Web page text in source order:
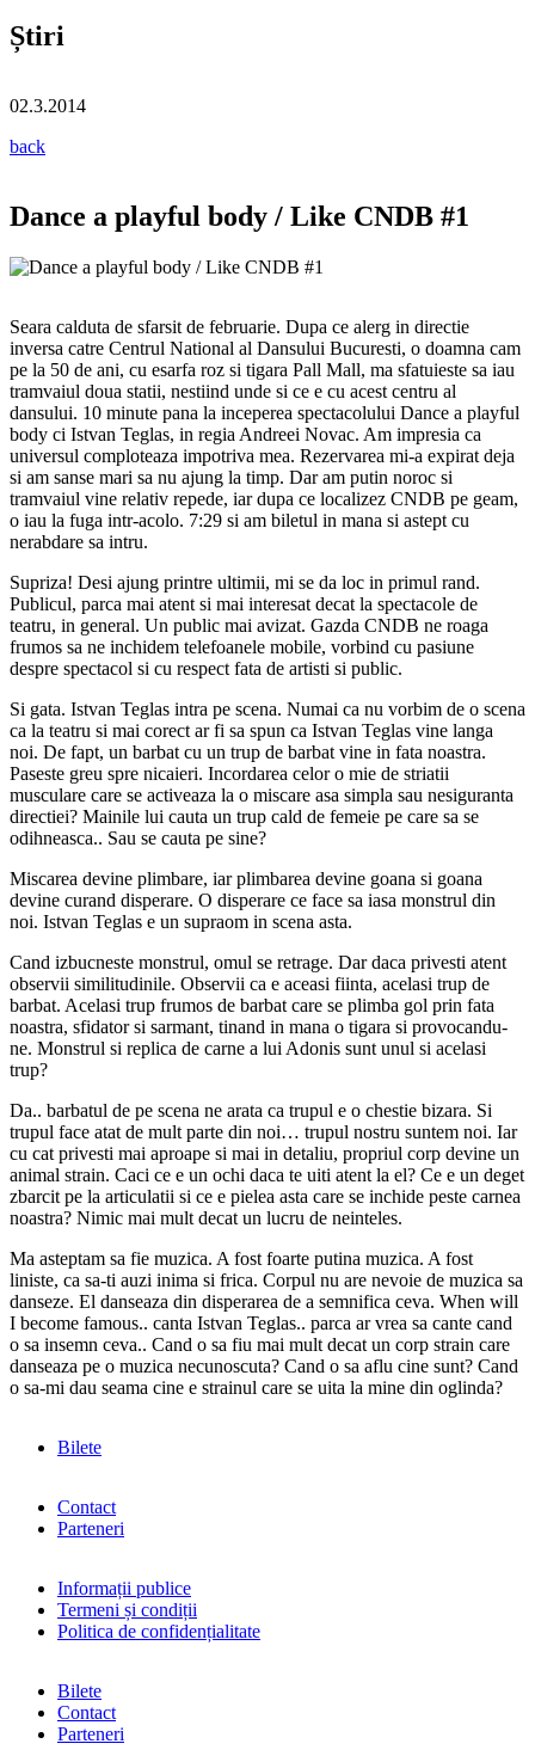
Știri
02.3.2014
back
Dance a playful body / Like CNDB #1
Seara calduta de sfarsit de februarie. Dupa ce alerg in directie
inversa catre Centrul National al Dansului Bucuresti, o doamna cam
pe la 50 de ani, cu esarfa roz si tigara Pall Mall, ma sfatuieste sa iau
tramvaiul doua statii, nestiind unde si ce e cu acest centru al
dansului. 10 minute pana la inceperea spectacolului Dance a playful
body ci Istvan Teglas, in regia Andreei Novac. Am impresia ca
universul comploteaza impotriva mea. Rezervarea mi-a expirat deja
si am sanse mari sa nu ajung la timp. Dar am putin noroc si
tramvaiul vine relativ repede, iar dupa ce localizez CNDB pe geam,
o iau la fuga intr-acolo. 7:29 si am biletul in mana si astept cu
nerabdare sa intru.
Supriza! Desi ajung printre ultimii, mi se da loc in primul rand.
Publicul, parca mai atent si mai interesat decat la spectacole de
teatru, in general. Un public mai avizat. Gazda CNDB ne roaga
frumos sa ne inchidem telefoanele mobile, vorbind cu pasiune
despre spectacol si cu respect fata de artisti si public.
Si gata. Istvan Teglas intra pe scena. Numai ca nu vorbim de o scena
ca la teatru si mai corect ar fi sa spun ca Istvan Teglas vine langa
noi. De fapt, un barbat cu un trup de barbat vine in fata noastra.
Paseste greu spre nicaieri. Incordarea celor o mie de striatii
musculare care se activeaza la o miscare asa simpla sau nesiguranta
directiei? Mainile lui cauta un trup cald de femeie pe care sa se
odihneasca.. Sau se cauta pe sine?
Miscarea devine plimbare, iar plimbarea devine goana si goana
devine curand disperare. O disperare ce face sa iasa monstrul din
noi. Istvan Teglas e un supraom in scena asta.
Cand izbucneste monstrul, omul se retrage. Dar daca privesti atent
observii similitudinile. Observii ca e aceasi fiinta, acelasi trup de
barbat. Acelasi trup frumos de barbat care se plimba gol prin fata
noastra, sfidator si sarmant, tinand in mana o tigara si provocandu-
ne. Monstrul si replica de carne a lui Adonis sunt unul si acelasi
trup?
Da.. barbatul de pe scena ne arata ca trupul e o chestie bizara. Si
trupul face atat de mult parte din noi… trupul nostru suntem noi. Iar
cu cat privesti mai aproape si mai in detaliu, propriul corp devine un
animal strain. Caci ce e un ochi daca te uiti atent la el? Ce e un deget
zbarcit pe la articulatii si ce e pielea asta care se inchide peste carnea
noastra? Nimic mai mult decat un lucru de neinteles.
Ma asteptam sa fie muzica. A fost foarte putina muzica. A fost
liniste, ca sa-ti auzi inima si frica. Corpul nu are nevoie de muzica sa
danseze. El danseaza din disperarea de a semnifica ceva. When will
I become famous.. canta Istvan Teglas.. parca ar vrea sa cante cand
o sa insemn ceva.. Cand o sa fiu mai mult decat un corp strain care
danseaza pe o muzica necunoscuta? Cand o sa aflu cine sunt? Cand
o sa-mi dau seama cine e strainul care se uita la mine din oglinda?
Bilete
Contact
Parteneri
Informații publice
Termeni și condiții
Politica de confidențialitate
Bilete
Contact
Parteneri